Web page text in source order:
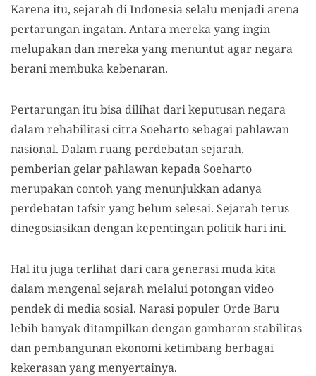
Karena itu, sejarah di Indonesia selalu menjadi arena
pertarungan ingatan. Antara mereka yang ingin
melupakan dan mereka yang menuntut agar negara
berani membuka kebenaran.
Pertarungan itu bisa dilihat dari keputusan negara
dalam rehabilitasi citra Soeharto sebagai pahlawan
nasional. Dalam ruang perdebatan sejarah,
pemberian gelar pahlawan kepada Soeharto
merupakan contoh yang menunjukkan adanya
perdebatan tafsir yang belum selesai. Sejarah terus
dinegosiasikan dengan kepentingan politik hari ini.
Hal itu juga terlihat dari cara generasi muda kita
dalam mengenal sejarah melalui potongan video
pendek di media sosial. Narasi populer Orde Baru
lebih banyak ditampilkan dengan gambaran stabilitas
dan pembangunan ekonomi ketimbang berbagai
kekerasan yang menyertainya.